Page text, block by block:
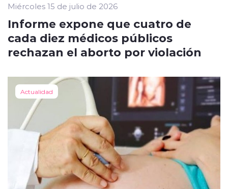
Miércoles 15 de julio de 2026
Informe expone que cuatro de
cada diez médicos públicos
rechazan el aborto por violación
Actualidad